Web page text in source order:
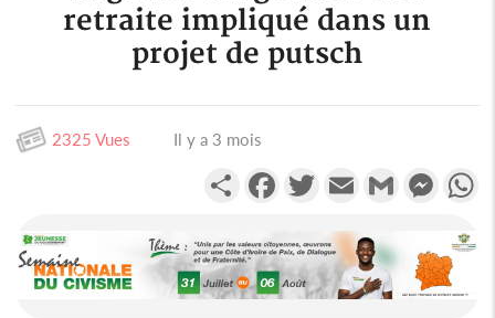
retraite impliqué dans un
projet de putsch
2325 Vues Il y a 3 mois
PartagerFacebookTwitterEmail Gmail